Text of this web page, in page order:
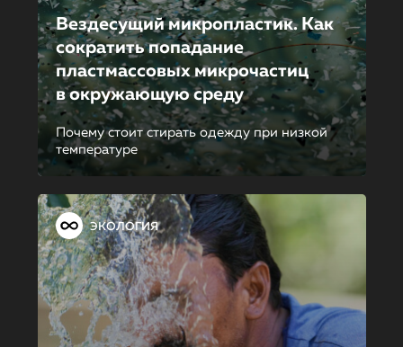
Вездесущий микропластик. Как
сократить попадание
пластмассовых микрочастиц
в окружающую среду
Почему стоит стирать одежду при низкой
температуре
ЭКОЛОГИЯ